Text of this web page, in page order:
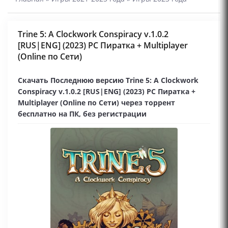
Trine 5: A Clockwork Conspiracy v.1.0.2
[RUS|ENG] (2023) PC Пиратка + Multiplayer
(Online по Сети)
Скачать Последнюю версию Trine 5: A Clockwork
Conspiracy v.1.0.2 [RUS|ENG] (2023) PC Пиратка +
Multiplayer (Online по Сети) через торрент
бесплатно на ПК, без регистрации